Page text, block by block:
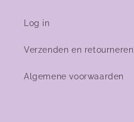
Log in
Verzenden en retourneren
Algemene voorwaarden